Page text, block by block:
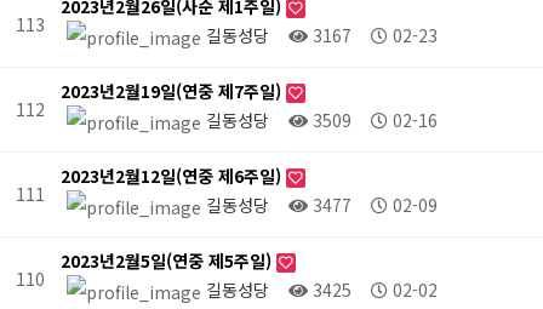
113
2023년2월26일(사순 제1주일)
길동성당
3167 02-23
112
2023년2월19일(연중 제7주일)
길동성당
3509 02-16
111
2023년2월12일(연중 제6주일)
길동성당
3477 02-09
110
2023년2월5일(연중 제5주일)
길동성당
3425 02-02